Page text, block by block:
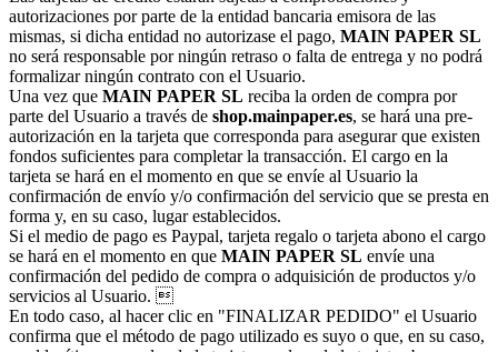
autorizaciones por parte de la entidad bancaria emisora de las
mismas, si dicha entidad no autorizase el pago, MAIN PAPER SL
no será responsable por ningún retraso o falta de entrega y no podrá
formalizar ningún contrato con el Usuario.
Una vez que MAIN PAPER SL reciba la orden de compra por
parte del Usuario a través de shop.mainpaper.es, se hará una pre-
autorización en la tarjeta que corresponda para asegurar que existen
fondos suficientes para completar la transacción. El cargo en la
tarjeta se hará en el momento en que se envíe al Usuario la
confirmación de envío y/o confirmación del servicio que se presta en
forma y, en su caso, lugar establecidos.
Si el medio de pago es Paypal, tarjeta regalo o tarjeta abono el cargo
se hará en el momento en que MAIN PAPER SL envíe una
confirmación del pedido de compra o adquisición de productos y/o
servicios al Usuario. 
En todo caso, al hacer clic en "FINALIZAR PEDIDO" el Usuario
confirma que el método de pago utilizado es suyo o que, en su caso,